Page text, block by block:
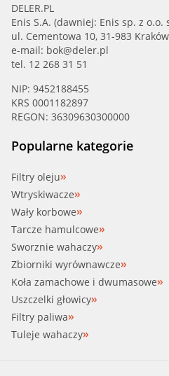
DELER.PL
Enis S.A. (dawniej: Enis sp. z o.o.
ul. Cementowa 10, 31-983 Kraków
e-mail: bok@deler.pl
tel. 12 268 31 51
NIP: 9452188455
KRS 0001182897
REGON: 36309630300000
Popularne kategorie
Filtry oleju
Wtryskiwacze
Wały korbowe
Tarcze hamulcowe
Sworznie wahaczy
Zbiorniki wyrównawcze
Koła zamachowe i dwumasowe
Uszczelki głowicy
Filtry paliwa
Tuleje wahaczy